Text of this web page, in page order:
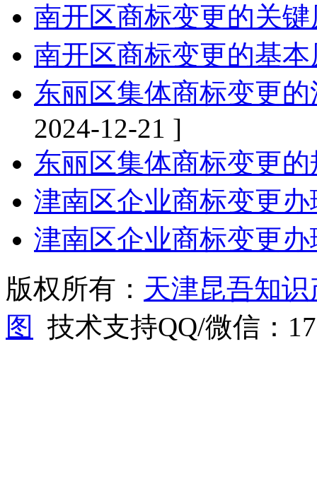
南开区商标变更的关
南开区商标变更的基
东丽区集体商标变更
2024-12-21 ]
东丽区集体商标变更
津南区企业商标变更
津南区企业商标变更
版权所有： 天津昆吾知
图
技术支持QQ/微信：